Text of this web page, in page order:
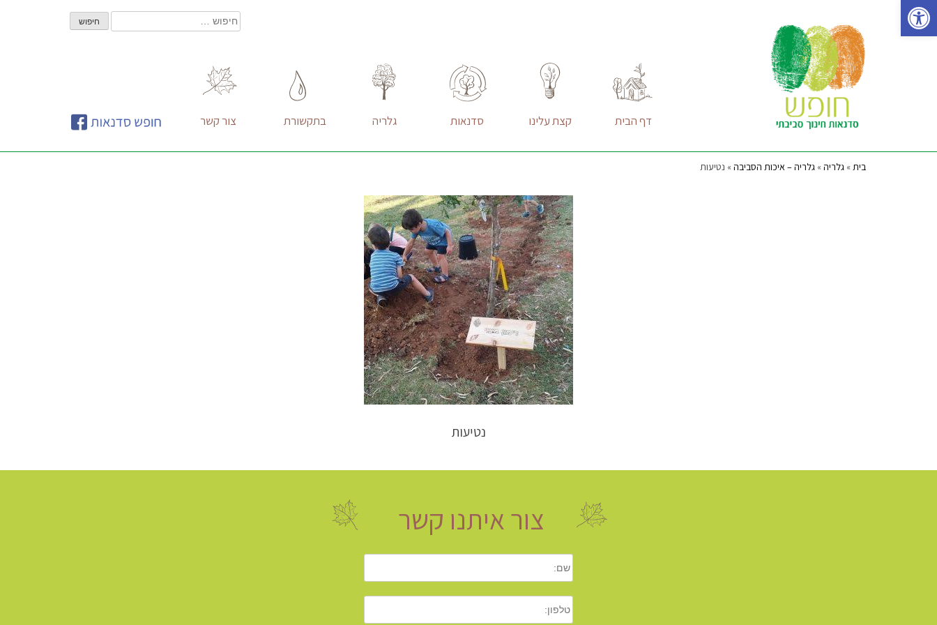
פתח סרגל נגישותSkip
to
content
דף הבית קצת עלינו סדנאות גלריה בתקשורת צור קשר
חיפוש:
בית» גלריה» גלריה – איכות הסביבה» נטיעות
נטיעות
צור איתנו קשר